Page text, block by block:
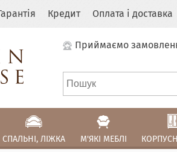
Гарантія Кредит Оплата і доставка
Приймаємо
СПАЛЬНІ, ЛІЖКА М'ЯКІ МЕБЛІ